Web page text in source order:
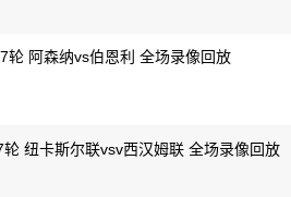
轮 阿森纳vs伯恩利 全场录像回放
纽卡斯尔联vsv西汉姆联 全场录像回放